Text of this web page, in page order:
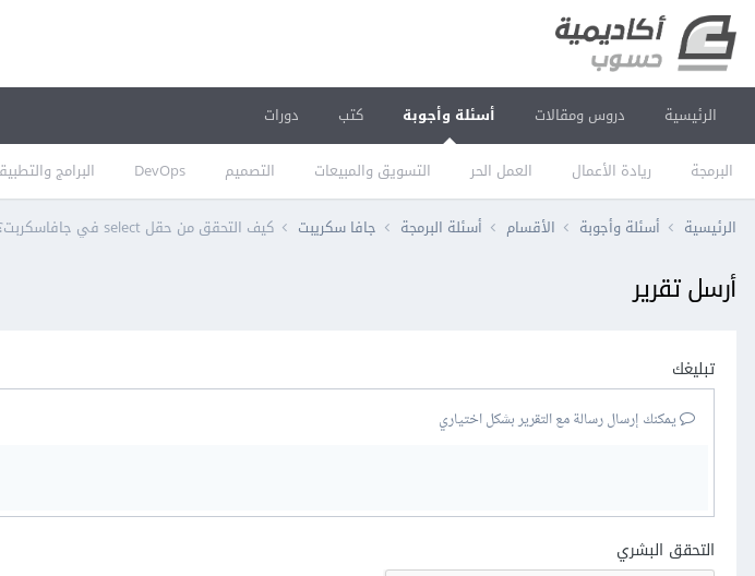
الرئيسية دروس ومقالات أسئلة وأجوبة
البرمجة ريادة الأعمال العمل الحر التسويق والمبيعات التصميم DevOps البرامج
كتب دورات
الرئيسية أسئلة وأجوبة الأقسام أسئلة البرمجة جافا سكريبت كيف التحقق من حقل select في جافاسكربت؟
أرسل تقرير
تبليغك
يمكنك إرسال رسالة مع التقرير بشكل اختياري
التحقق البشري